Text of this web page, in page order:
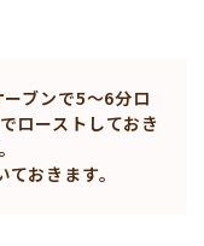
ブンで5～6分ロ
ローストしておき
おきます。